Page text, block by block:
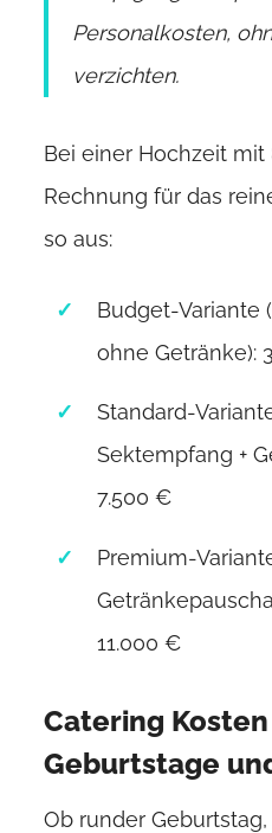
Personalkosten,
verzichten.
Bei einer Hochzeit
Rechnung für das
so aus:
Budget-Variante
ohne Getränke):
Standard-
Sektempfang +
7.500 €
Premium-
11.000 €
Catering
Geburtstage
Ob runder